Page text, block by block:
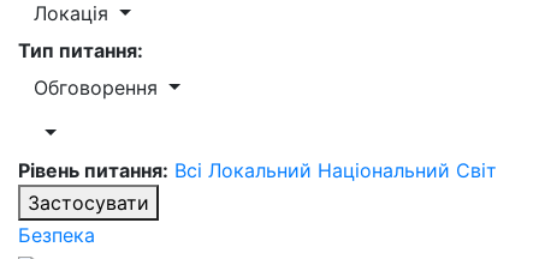
Локація
Тип питання:
Обговорення
Рівень питання: Всі Локальний Національний Світ
Застосувати
Безпека